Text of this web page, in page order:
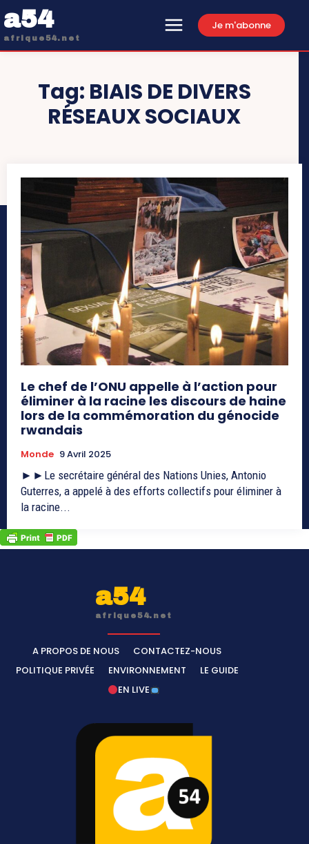
a54
afrique54.net
Je m'abonne
Tag: BIAIS DE DIVERS
RÉSEAUX SOCIAUX
Le chef de l’ONU appelle à l’action pour
éliminer à la racine les discours de haine
lors de la commémoration du génocide
rwandais
Monde 9 Avril 2025
►►Le secrétaire général des Nations Unies, Antonio
Guterres, a appelé à des efforts collectifs pour éliminer à
la racine...
a54
afrique54.net
A PROPOS DE NOUS
CONTACTEZ-NOUS
POLITIQUE PRIVÉE
ENVIRONNEMENT
LE GUIDE
EN LIVE